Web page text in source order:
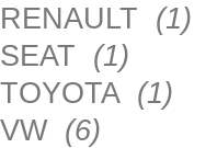
RENAULT (1)
SEAT (1)
TOYOTA (1)
VW (6)